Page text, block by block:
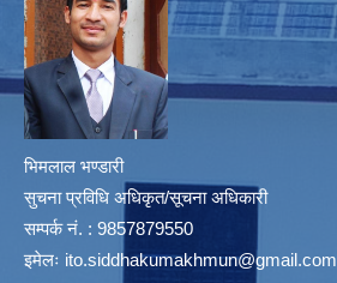
भिमलाल भण्डारी
सुचना प्रविधि अधिकृत/सूचना अधिकारी
सम्पर्क नं. : 9857879550
इमेलः ito.siddhakumakhmun@gmail.com